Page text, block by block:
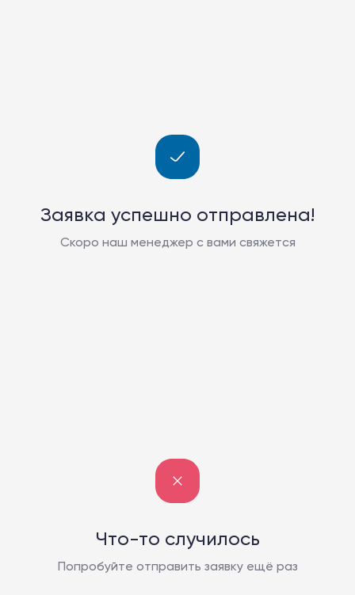
Заявка успешно отправлена!
Скоро наш менеджер с вами свяжется
Что-то случилось
Попробуйте отправить заявку ещё раз